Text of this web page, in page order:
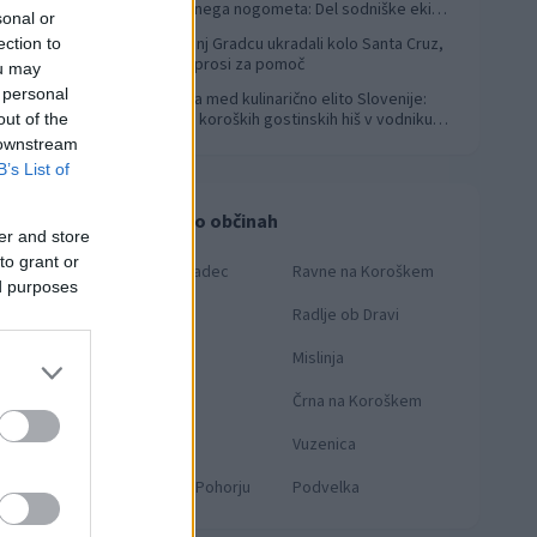
or
to
may
of the
List of
and store
grant or
purposes
svetovnega nogometa: Del sodniške ekipe
V Slovenj Gradcu ukradali kolo Santa Cruz,
lastnik prosi za pomoč
Koroška med kulinarično elito Slovenije:
Sedem koroških gostinskih hiš v vodniku
Novice po občinah
Slovenj Gradec
Ravne na Koroškem
Radlje ob Dravi
Mislinja
Črna na Koroškem
Vuzenica
Ribnica na Pohorju
Podvelka